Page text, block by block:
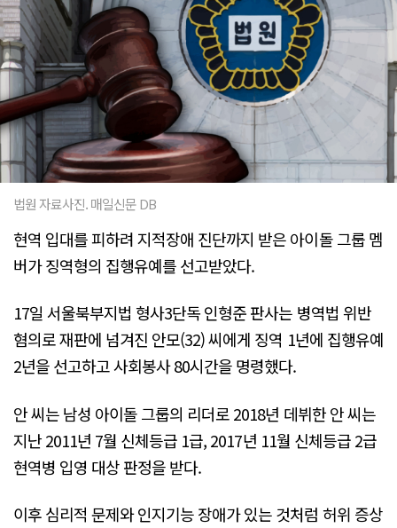
법원 자료사진. 매일신문 DB
현역 입대를 피하려 지적장애 진단까지 받은 아이돌 그룹 멤
버가 징역형의 집행유예를 선고받았다.
17일 서울북부지법 형사3단독 인형준 판사는 병역법 위반
혐의로 재판에 넘겨진 안모(32) 씨에게 징역 1년에 집행유예
2년을 선고하고 사회봉사 80시간을 명령했다.
안 씨는 남성 아이돌 그룹의 리더로 2018년 데뷔한 안 씨는
지난 2011년 7월 신체등급 1급, 2017년 11월 신체등급 2급
현역병 입영 대상 판정을 받다.
이후 심리적 문제와 인지기능 장애가 있는 것처럼 허위 증상